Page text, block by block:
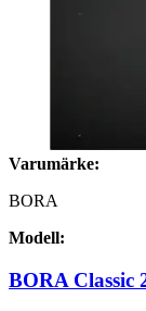
Varumärke:
BORA
Modell:
BORA Classic